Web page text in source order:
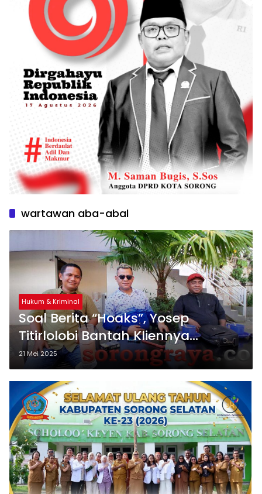
wartawan aba-abal
Hukum & Kriminal
Soal Berita “Hoaks”, Yosep
Titirlolobi Bantah Kliennya
Lakukan Pelecehan Seksual
21 Mei 2025